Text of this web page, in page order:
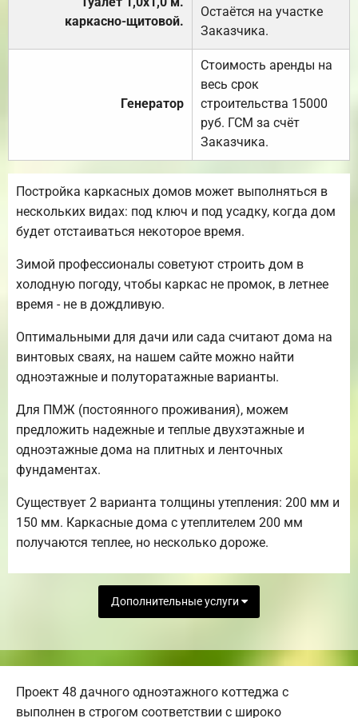
каркасно-щитовой.
Остаётся на участке
Заказчика.
Генератор
Стоимость аренды на
весь срок
строительства 15000
руб. ГСМ за счёт
Заказчика.
Постройка каркасных домов может выполняться в
нескольких видах: под ключ и под усадку, когда дом
будет отстаиваться некоторое время.
Зимой профессионалы советуют строить дом в
холодную погоду, чтобы каркас не промок, в летнее
время - не в дождливую.
Оптимальными для дачи или сада считают дома на
винтовых сваях, на нашем сайте можно найти
одноэтажные и полуторатажные варианты.
Для ПМЖ (постоянного проживания), можем
предложить надежные и теплые двухэтажные и
одноэтажные дома на плитных и ленточных
фундаментах.
Существует 2 варианта толщины утепления: 200 мм и
150 мм. Каркасные дома с утеплителем 200 мм
получаются теплее, но несколько дороже.
Дополнительные услуги
Проект 48 дачного одноэтажного коттеджа с
выполнен в строгом соответствии с широко